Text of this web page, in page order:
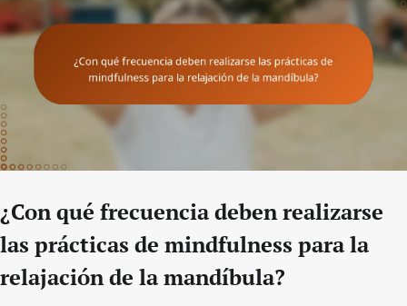
¿Con qué frecuencia deben realizarse
las prácticas de mindfulness para la
relajación de la mandíbula?